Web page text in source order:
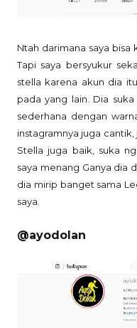
Ntah darimana saya
Tapi saya bersyukur
stella karena akun dia
pada yang lain. Dia
sederhana dengan
instagramnya juga
Stella juga baik, suka
saya menang Ganya dia
dia mirip banget sama
saya.
@ayodolan